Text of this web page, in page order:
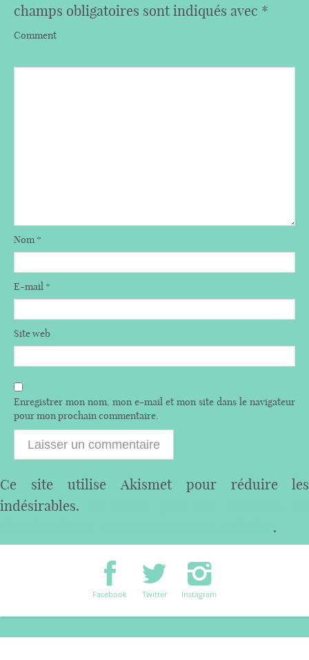
champs obligatoires sont indiqués avec *
Comment
Nom*
E-mail *
Site web
Enregistrer mon nom, mon e-mail et mon site dans le navigateur
pour mon prochain commentaire.
Ce site utilise Akismet pour réduire les
indésirables.
.
Facebook Twitter Instagram